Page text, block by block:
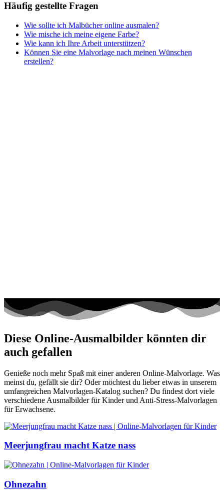
Valentinstag und Liebe
Winter und Weihnachten
Nezaradené
Unkategorisiert
Häufig gestellte Fragen
Wie sollte ich Malbücher online ausmalen?
Wie mische ich meine eigene Farbe?
Wie kann ich Ihre Arbeit unterstützen?
Können Sie eine Malvorlage nach meinen Wünschen
erstellen?
Diese Online-Ausmalbilder könnten dir
auch gefallen
Genieße noch mehr Spaß mit einer anderen Online-Malvorlage. Was
meinst du, gefällt sie dir? Oder möchtest du lieber etwas in unserem
umfangreichen Malvorlagen-Katalog suchen? Du findest dort viele
verschiedene Ausmalbilder für Kinder und Anti-Stress-Malvorlagen
für Erwachsene.
Meerjungfrau macht Katze nass
Ohnezahn